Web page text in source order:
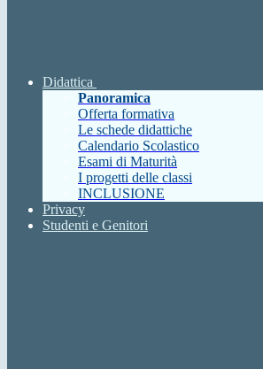
Didattica
Panoramica
Offerta formativa
Le schede didattiche
Calendario Scolastico
Esami di Maturità
I progetti delle classi
INCLUSIONE
Privacy
Studenti e Genitori